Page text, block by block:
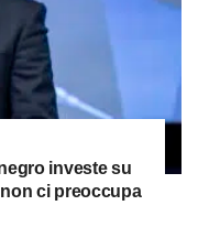
investe su
ci preoccupa